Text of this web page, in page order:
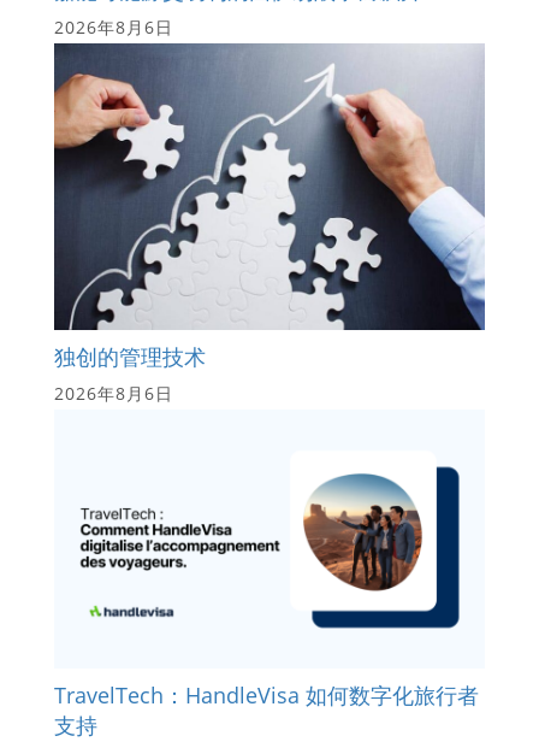
2026年8月6日
独创的管理技术
2026年8月6日
TravelTech：HandleVisa 如何数字化旅行者
支持